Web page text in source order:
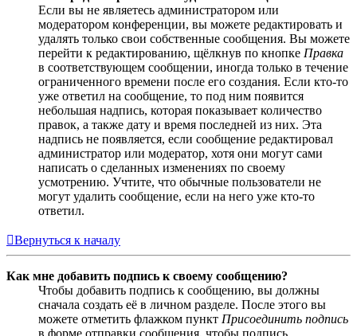
Если вы не являетесь администратором или
модератором конференции, вы можете редактировать и
удалять только свои собственные сообщения. Вы можете
перейти к редактированию, щёлкнув по кнопке Правка
в соответствующем сообщении, иногда только в течение
ограниченного времени после его создания. Если кто-то
уже ответил на сообщение, то под ним появится
небольшая надпись, которая показывает количество
правок, а также дату и время последней из них. Эта
надпись не появляется, если сообщение редактировал
администратор или модератор, хотя они могут сами
написать о сделанных изменениях по своему
усмотрению. Учтите, что обычные пользователи не
могут удалить сообщение, если на него уже кто-то
ответил.
Вернуться к началу
Как мне добавить подпись к своему сообщению?
Чтобы добавить подпись к сообщению, вы должны
сначала создать её в личном разделе. После этого вы
можете отметить флажком пункт Присоединить подпись
в форме отправки сообщения, чтобы подпись